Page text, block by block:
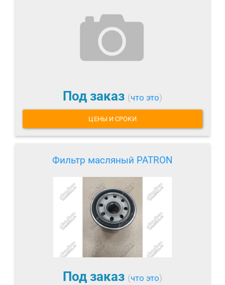
Под заказ (что это)
ЦЕНЫ И СРОКИ
Фильтр масляный PATRON
Под заказ (что это)